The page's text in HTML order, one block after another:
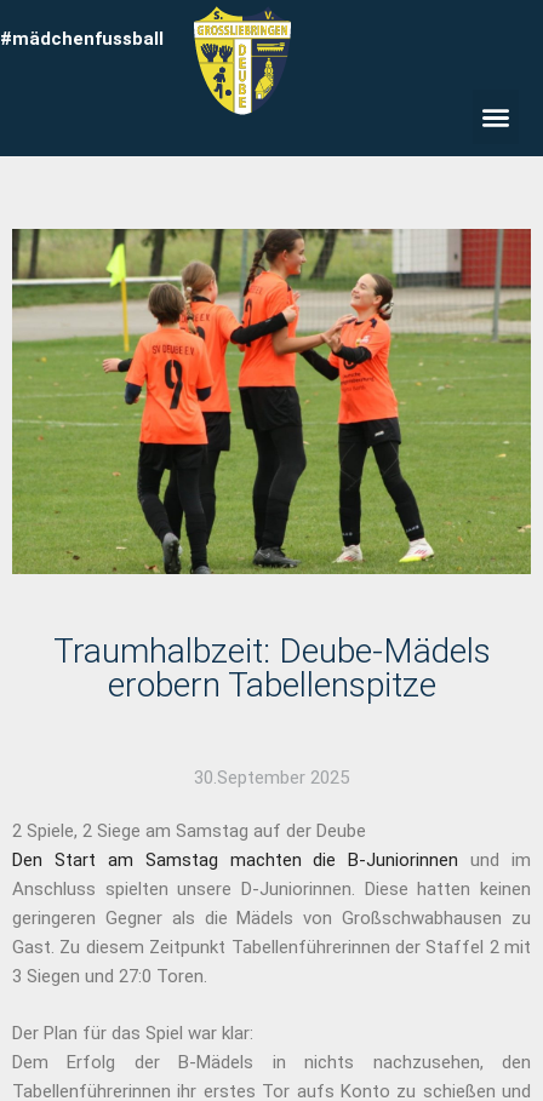
#mädchenfussball
Traumhalbzeit: Deube-Mädels
erobern Tabellenspitze
30.September 2025
2 Spiele, 2 Siege am Samstag auf der Deube
Den Start am Samstag machten die B-Juniorinnen und im
Anschluss spielten unsere D-Juniorinnen. Diese hatten keinen
geringeren Gegner als die Mädels von Großschwabhausen zu
Gast. Zu diesem Zeitpunkt Tabellenführerinnen der Staffel 2 mit
3 Siegen und 27:0 Toren.
Der Plan für das Spiel war klar:
Dem Erfolg der B-Mädels in nichts nachzusehen, den
Tabellenführerinnen ihr erstes Tor aufs Konto zu schießen und